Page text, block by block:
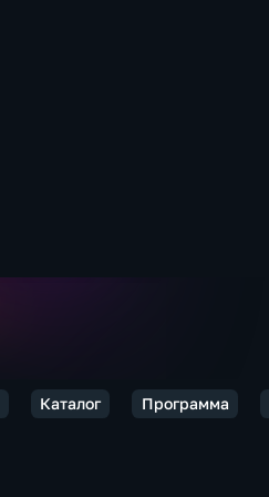
Каталог Программа